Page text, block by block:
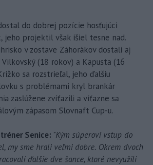
do dobrej pozície hosťujúci
jeho projektil však išiel tesne nad.
v zostave Záhorákov dostali aj
(18 rokov) a Kapusta (16
sa rozstrieľal, jeho ďalšiu
s problémami kryl brankár
zaslúžene zvíťazili a víťazne sa
zápasom Slovnaft Cup-u.
Senice: "Kým súperovi vstup do
my sme hrali veľmi dobre. Okrem dvoch
ďalšie dve šance, ktoré nevyužili